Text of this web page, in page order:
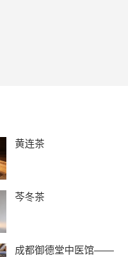
黄连茶
芩冬茶
成都御德堂中医馆——